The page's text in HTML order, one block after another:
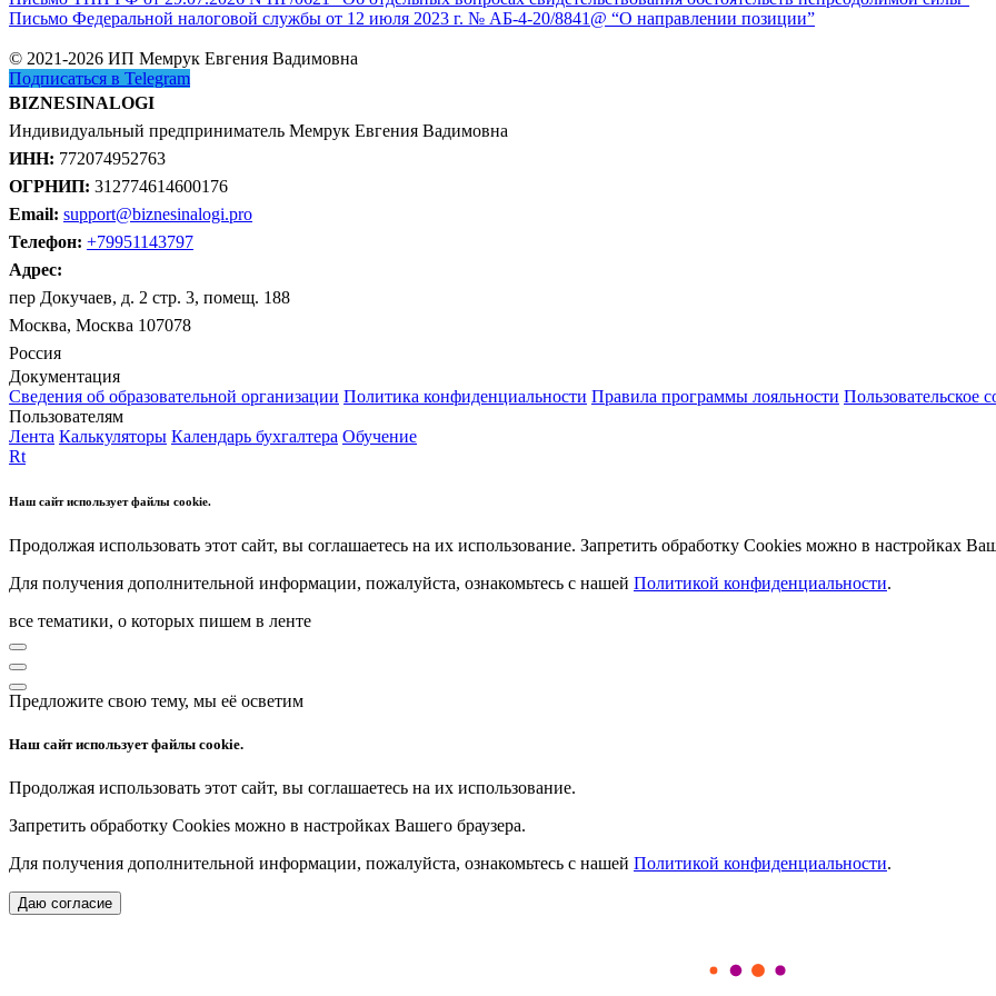
Письмо Федеральной налоговой службы от 12 июля 2023 г. № АБ-4-20/8841@ “О направлении позиции”
© 2021-2026 ИП Мемрук Евгения Вадимовна
Подписаться в Telegram
BIZNESINALOGI
Индивидуальный предприниматель Мемрук Евгения Вадимовна
ИНН: 772074952763
ОГРНИП: 312774614600176
Email: support@biznesinalogi.pro
Телефон: +79951143797
Адрес:
пер Докучаев, д. 2 стр. 3, помещ. 188
Москва, Москва 107078
Россия
Документация
Сведения об образовательной организации Политика конфиденциальности Правила программы лояльности Пользовательское
Пользователям
Лента Калькуляторы Календарь бухгалтера Обучение
Rt
Наш сайт использует файлы cookie.
Продолжая использовать этот сайт, вы соглашаетесь на их использование. Запретить обработку Cookies можно в настройках
Для получения дополнительной информации, пожалуйста, ознакомьтесь с нашей Политикой конфиденциальности.
все тематики, о которых пишем в ленте
Предложите свою тему, мы её осветим
Наш сайт использует файлы cookie.
Продолжая использовать этот сайт, вы соглашаетесь на их использование.
Запретить обработку Cookies можно в настройках Вашего браузера.
Для получения дополнительной информации, пожалуйста, ознакомьтесь с нашей Политикой конфиденциальности.
Даю согласие